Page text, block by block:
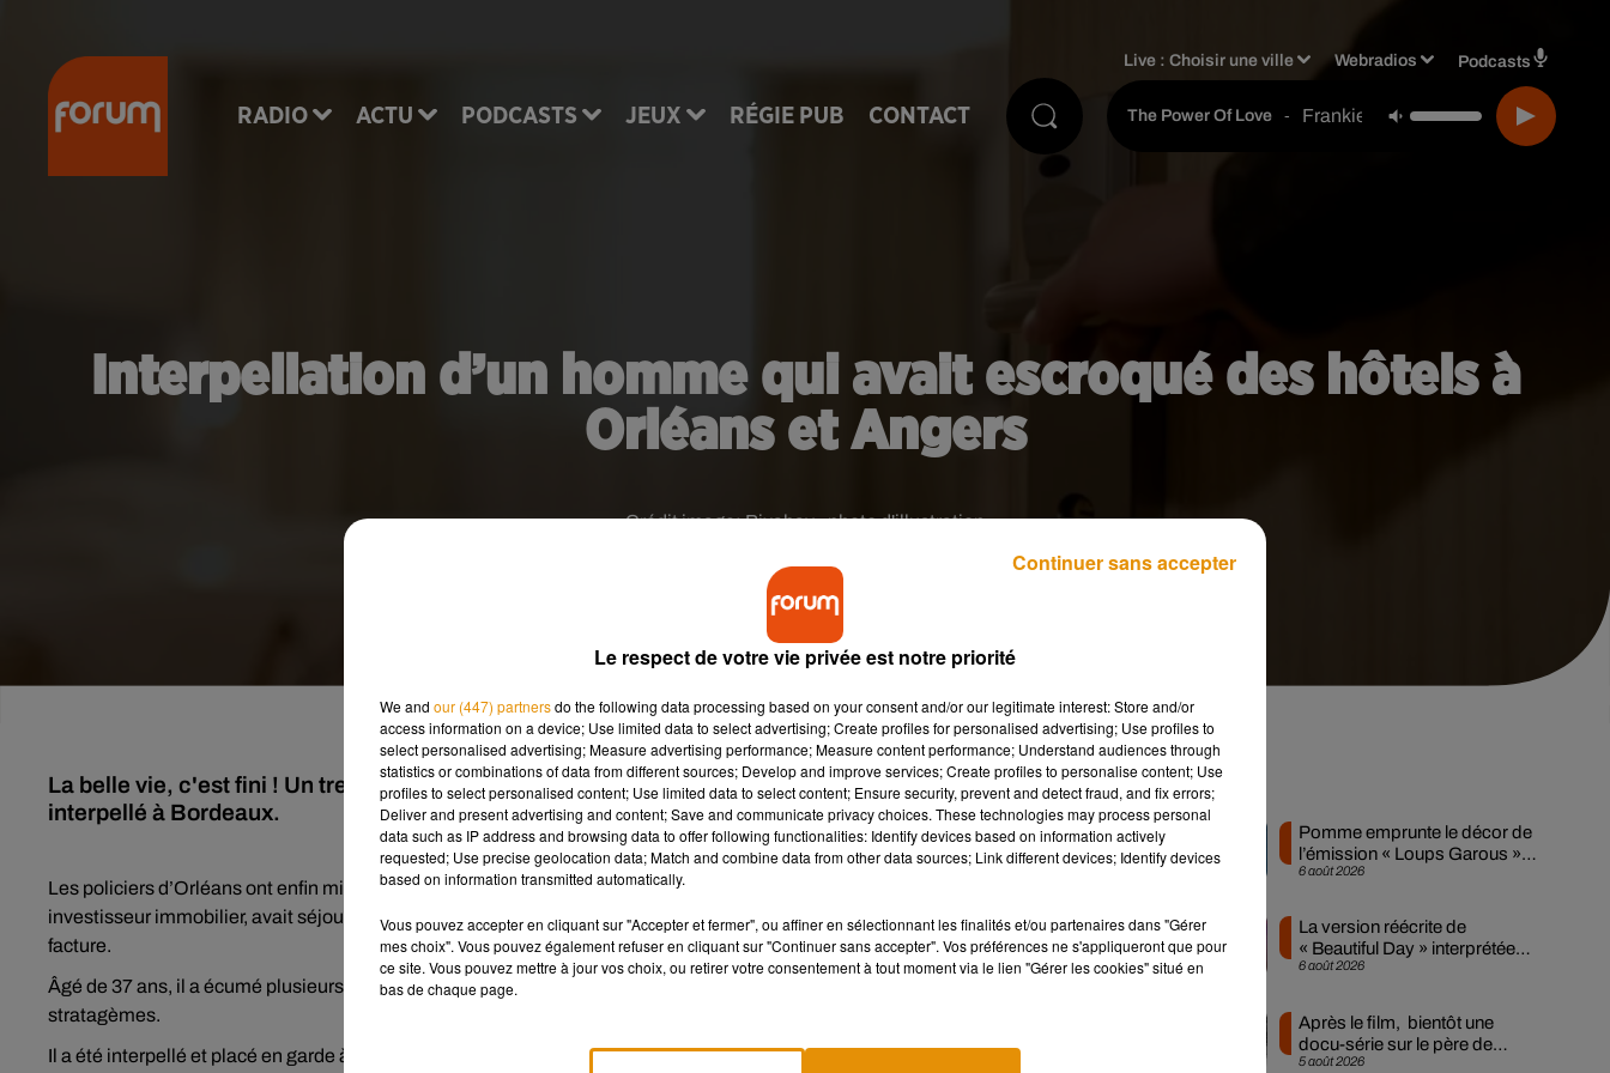
RADIO ACTU PODCASTS JEUX RÉGIE PUB CONTACT
Live :Choisir une ville Webradios Podcasts
The Power Of Love - Frankie Goes To Hollywood
Interpellation d’un homme qui avait escroqué des hôtels à
Orléans et Angers
Crédit image:Pixabay - photo d'illustration
La belle vie, c'est fini ! Un trentenaire accusé d'avoir séjourné dans des hôtels sans payer a été
interpellé à Bordeaux.
Les policiers d’Orléans ont enfin mis la main sur un « voyageur » peu scrupuleux ! L’homme, qui se faisait passer pour un
investisseur immobilier, avait séjourné plusieurs semaines dans un hôtel d’Orléans l’année dernière, sans jamais payer la
facture.
Âgé de 37 ans, il a écumé plusieurs villes de France dont Angers, en dormant à l’hôtel et en utilisant toujours les mêmes
stratagèmes.
Il a été interpellé et placé en garde à vue, où il a reconnu les faits. Il a été placé en détention provisoire.
Musique
6 août 2026
Pomme emprunte le décor de
l’émission « Loups Garous »
pour son...
6 août 2026
La version réécrite de
« Beautiful Day » interprétée
lors des...
5 août 2026
Après le film, bientôt une
docu-série sur le père de
Michael Jackson
Le respect de votre vie privée est notre priorité
We and our (447) partnersdo the following data processing based on your consent and/or our legitimate interest: Store and/or
access information on a device; Use limited data to select advertising; Create profiles for personalised advertising; Use profiles to
select personalised advertising; Measure advertising performance; Measure content performance; Understand audiences through
statistics or combinations of data from different sources; Develop and improve services; Create profiles to personalise content; Use
profiles to select personalised content; Use limited data to select content; Ensure security, prevent and detect fraud, and fix errors;
Deliver and present advertising and content; Save and communicate privacy choices. These technologies may process personal
data such as IP address and browsing data to offer following functionalities: Identify devices based on information actively
requested; Use precise geolocation data; Match and combine data from other data sources; Link different devices; Identify devices
based on information transmitted automatically.
Vous pouvez accepter en cliquant sur "Accepter et fermer", ou affiner en sélectionnant les finalités et/ou partenaires dans "Gérer
mes choix". Vous pouvez également refuser en cliquant sur "Continuer sans accepter". Vos préférences ne s'appliqueront que pour
ce site. Vous pouvez mettre à jour vos choix, ou retirer votre consentement à tout moment via le lien "Gérer les cookies" situé en
bas de chaque page.
Continuer sans accepter